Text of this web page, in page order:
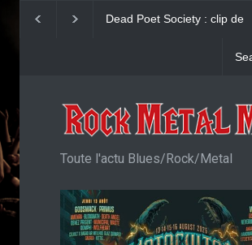
John Diva & The Rockets Of
Toute l'actu Blues/Rock/Metal